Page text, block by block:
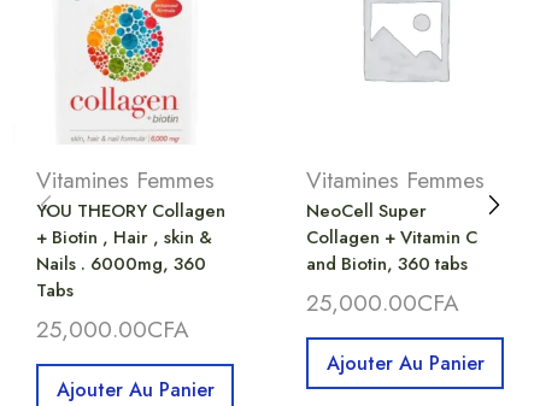
Vitamines Femmes
YOU THEORY Collagen
+ Biotin , Hair , skin &
Nails . 6000mg, 360
Tabs
25,000.00CFA
Ajouter Au Panier
Vitamines Femmes
NeoCell Super
Collagen + Vitamin C
and Biotin, 360 tabs
25,000.00CFA
Ajouter Au Panier